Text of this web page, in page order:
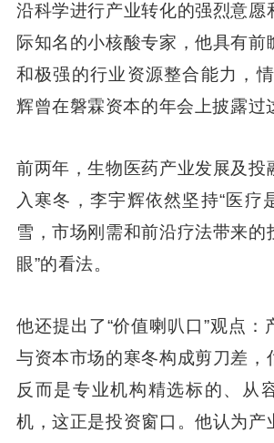
沿科学进行产业转化的强烈意愿
际知名的小核酸专家，他具有前
和极强的行业资源整合能力，
辉曾在磐霖资本的年会上披露过
前两年，生物医药产业发展及投
入寒冬，李宇辉依然坚持“医疗
雪，市场刚需和前沿疗法带来的
眼”的看法。
他还提出了“价值喇叭口”观点：
与资本市场的寒冬构成剪刀差，
反而是专业机构精选标的、从
机，这正是投资窗口。他认为产